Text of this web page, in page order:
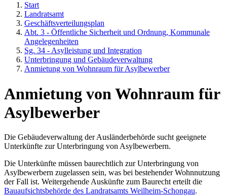
Start
Landratsamt
Geschäftsverteilungsplan
Abt. 3 - Öffentliche Sicherheit und Ordnung, Kommunale
Angelegenheiten
Sg. 34 - Asylleistung und Integration
Unterbringung und Gebäudeverwaltung
Anmietung von Wohnraum für Asylbewerber
Anmietung von Wohnraum für
Asylbewerber
Die Gebäudeverwaltung der Ausländerbehörde sucht geeignete
Unterkünfte zur Unterbringung von Asylbewerbern.
Die Unterkünfte müssen baurechtlich zur Unterbringung von
Asylbewerbern zugelassen sein, was bei bestehender Wohnnutzung
der Fall ist. Weitergehende Auskünfte zum Baurecht erteilt die
Bauaufsichtsbehörde des Landratsamts Weilheim-Schongau.